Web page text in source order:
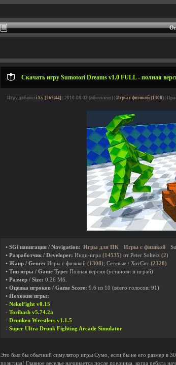
Скачать игру Sumotori Dreams v1.0 FULL - полная
Игру добавил iXy [762|44] | 2010-08-03 (обновлено) | Игры с физикой (1308) |
• SGi навигация / Navigation: Игры для ПК Игры с физикой
• Разработчик / Developer: Инди-игра (14535) от Peter Soltesz (2)
• Жанр / Genre: Игры с физикой (1308); Сетевые / ХотСит (2320)
• Тип игры / Game Type: Полная версия (установи и играй)
• Размер / Size: 0.26 Мб.
• Оценка игроков / Game Score: 9.6 из 10 (всего голосов: 91 )
• Похожие игры:
- NekoFight v0.15
- Toribash v5.74.2a
- Drunken Wrestlers v1.1.5
- Super Ultra Drunk Fighting Arcade Simulator
Это был бы обычний симулятор игры Сумо, если бы не его размер в
позитива! Главное веселье начинается после поединка, когда ребята